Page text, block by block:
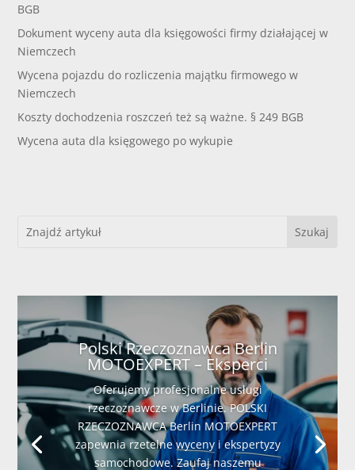
BGB
Dokument wyceny auta dla księgowości firmy działającej w
Niemczech
Wycena pojazdu do rozliczenia majątku firmowego w
Niemczech
Koszty dochodzenia roszczeń też są ważne. § 249 BGB
Wycena auta dla księgowego po wykupie
Polski Rzeczoznawca Berlin
MOTOEXPERT – Eksperci
Oferujemy profesjonalne usługi
rzeczoznawcze w Berlinie. POLSKI
RZECZOZNAWCA Berlin MOTOEXPERT
zapewnia rzetelne wyceny i ekspertyzy
samochodowe. Zaufaj naszemu